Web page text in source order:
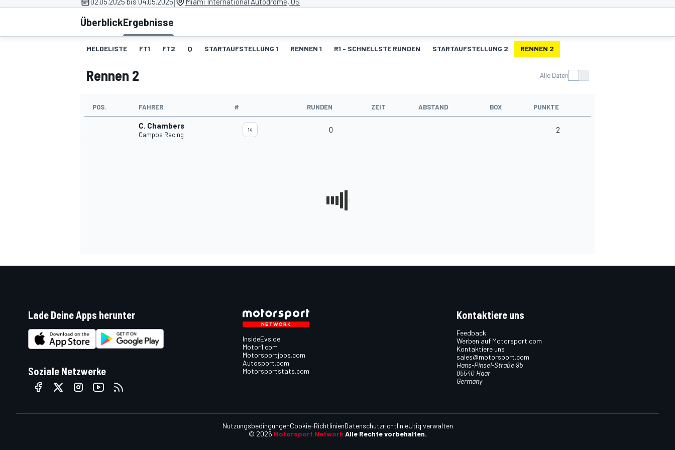
ÜberblickErgebnisse
MELDELISTE FT1 FT2 Q STARTAUFSTELLUNG 1 RENNEN 1 R1 - SCHNELLSTE RUNDEN STARTAUFSTELLUNG 2 RENNEN 2
Rennen 2 Alle Daten
POS. FAHRER # RUNDEN ZEIT ABSTAND BOX PUNKTE
C. Chambers
Campos Racing
14 0 2
Lade Deine Apps herunter
Soziale Netzwerke
InsideEvs.de
Motor1.com
Motorsportjobs.com
Autosport.com
Motorsportstats.com
Kontaktiere uns
Feedback
Werben auf Motorsport.com
Kontaktiere uns
sales@motorsport.com
Hans-Pinsel-Straße 9b
85540 Haar
Germany
© 2026 Motorsport Network Alle Rechte vorbehalten.
NutzungsbedingungenCookie-RichtlinienDatenschutzrichtlinieUtiq verwalten